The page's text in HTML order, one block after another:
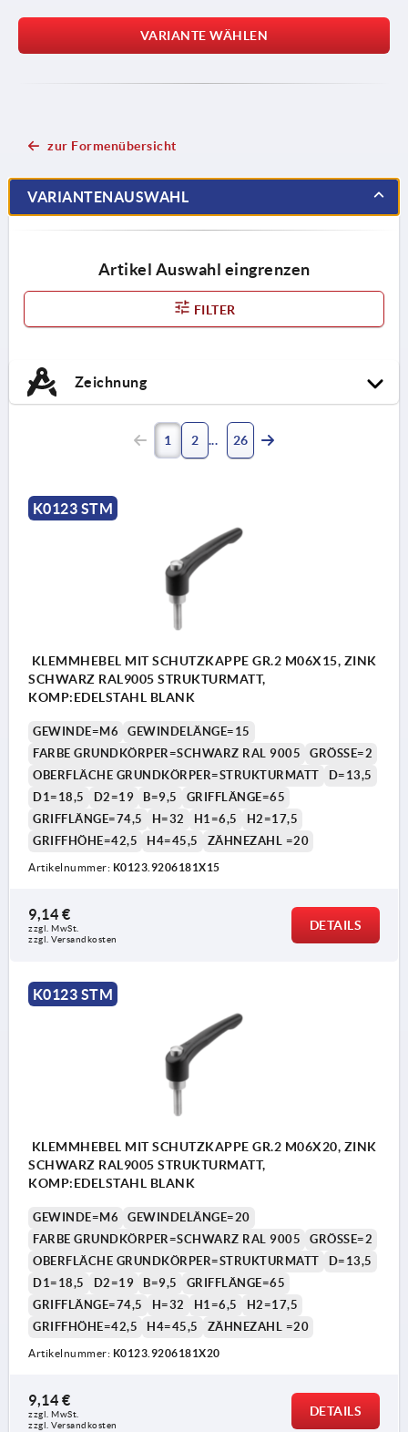
VARIANTE WÄHLEN
zur Formenübersicht
VARIANTENAUSWAHL
Artikel Auswahl eingrenzen
FILTER
Zeichnung
1) Kegelkuppe DIN EN ISO 4753
1 2 26
K0123 STM
KLEMMHEBEL MIT SCHUTZKAPPE GR.2 M06X15, ZINK
SCHWARZ RAL9005 STRUKTURMATT,
KOMP:EDELSTAHL BLANK
GEWINDE=M6
GEWINDELÄNGE=15
FARBE GRUNDKÖRPER=SCHWARZ RAL 9005
GRÖSSE=2
OBERFLÄCHE GRUNDKÖRPER=STRUKTURMATT
D=13,5
D1=18,5
D2=19 B=9,5
GRIFFLÄNGE=65
GRIFFLÄNGE=74,5
H=32 H1=6,5
H2=17,5
GRIFFHÖHE=42,5
H4=45,5 ZÄHNEZAHL =20
Artikelnummer: K0123.9206181X15
9,14 €
zzgl. MwSt.
zzgl. Versandkosten
DETAILS
K0123 STM
KLEMMHEBEL MIT SCHUTZKAPPE GR.2 M06X20, ZINK
SCHWARZ RAL9005 STRUKTURMATT,
KOMP:EDELSTAHL BLANK
GEWINDE=M6
GEWINDELÄNGE=20
FARBE GRUNDKÖRPER=SCHWARZ RAL 9005
GRÖSSE=2
OBERFLÄCHE GRUNDKÖRPER=STRUKTURMATT
D=13,5
D1=18,5
D2=19 B=9,5
GRIFFLÄNGE=65
GRIFFLÄNGE=74,5
H=32 H1=6,5
H2=17,5
GRIFFHÖHE=42,5
H4=45,5 ZÄHNEZAHL =20
Artikelnummer: K0123.9206181X20
9,14 €
zzgl. MwSt.
zzgl. Versandkosten
DETAILS